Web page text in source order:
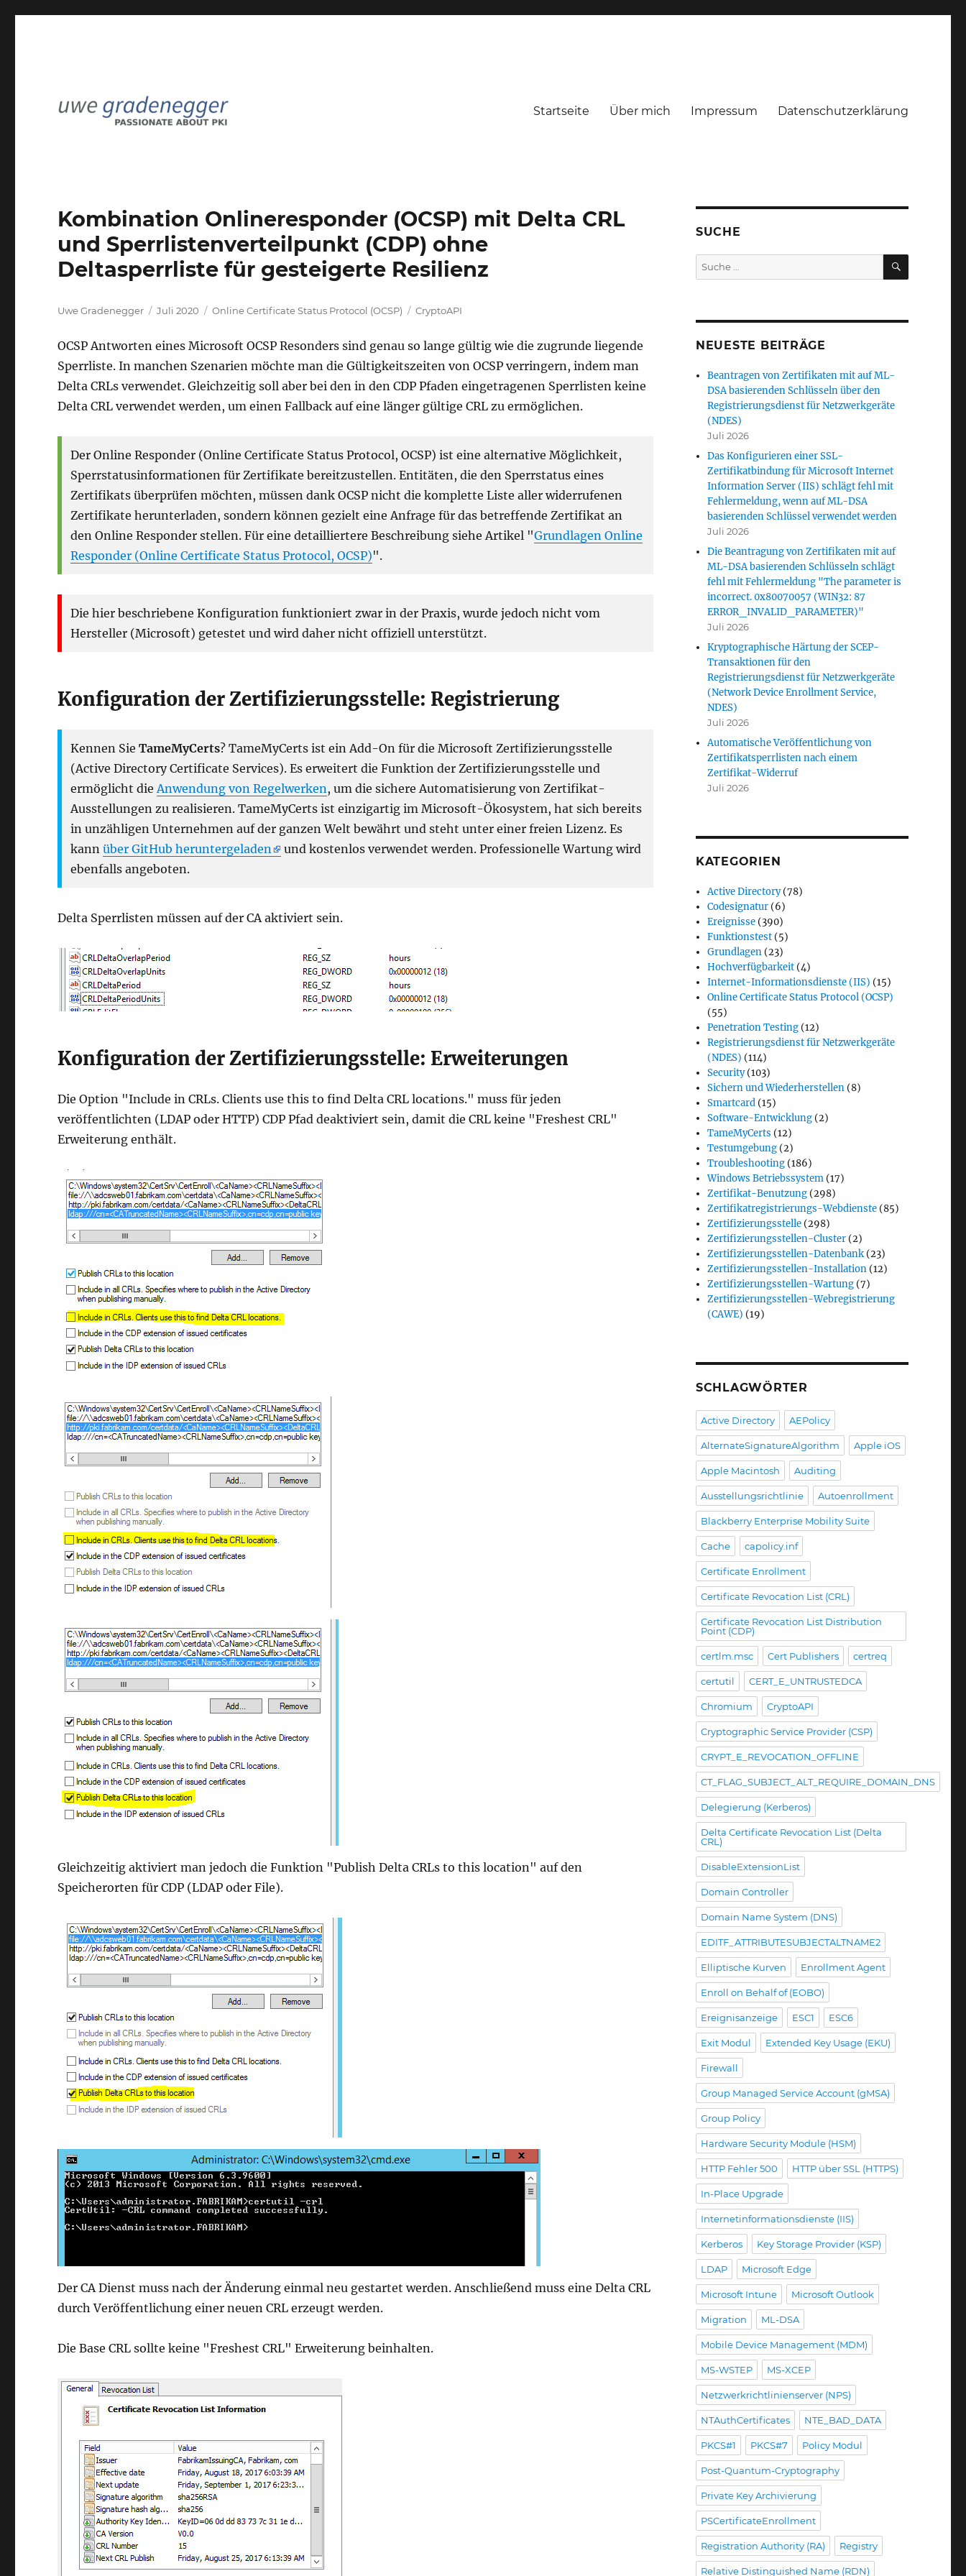
Startseite Über mich Impressum Datenschutzerklärung
Kombination Onlineresponder (OCSP) mit Delta CRL
und Sperrlistenverteilpunkt (CDP) ohne
Deltasperrliste für gesteigerte Resilienz
Autor
Uwe Gradenegger
Veröffentlicht
Juli 2020 Kategorien
Online Certificate Status Protocol (OCSP) Schlagwörter
CryptoAPI
OCSP Antworten eines Microsoft OCSP Resonders sind genau so lange gültig wie die zugrunde liegende
Sperrliste. In manchen Szenarien möchte man die Gültigkeitszeiten von OCSP verringern, indem man
Delta CRLs verwendet. Gleichzeitig soll aber bei den in den CDP Pfaden eingetragenen Sperrlisten keine
Delta CRL verwendet werden, um einen Fallback auf eine länger gültige CRL zu ermöglichen.
Der Online Responder (Online Certificate Status Protocol, OCSP) ist eine alternative Möglichkeit,
Sperrstatusinformationen für Zertifikate bereitzustellen. Entitäten, die den Sperrstatus eines
Zertifikats überprüfen möchten, müssen dank OCSP nicht die komplette Liste aller widerrufenen
Zertifikate herunterladen, sondern können gezielt eine Anfrage für das betreffende Zertifikat an
den Online Responder stellen. Für eine detailliertere Beschreibung siehe Artikel "Grundlagen Online
Responder (Online Certificate Status Protocol, OCSP)".
Die hier beschriebene Konfiguration funktioniert zwar in der Praxis, wurde jedoch nicht vom
Hersteller (Microsoft) getestet und wird daher nicht offiziell unterstützt.
Konfiguration der Zertifizierungsstelle: Registrierung
Kennen SieTameMyCerts? TameMyCerts ist ein Add-On für die Microsoft Zertifizierungsstelle
(Active Directory Certificate Services). Es erweitert die Funktion der Zertifizierungsstelle und
ermöglicht dieAnwendung von Regelwerken, um die sichere Automatisierung von Zertifikat-
Ausstellungen zu realisieren. TameMyCerts ist einzigartig im Microsoft-Ökosystem, hat sich bereits
in unzähligen Unternehmen auf der ganzen Welt bewährt und steht unter einer freien Lizenz. Es
kannüber GitHub heruntergeladen
und kostenlos verwendet werden. Professionelle Wartung wird
ebenfalls angeboten.
Delta Sperrlisten müssen auf der CA aktiviert sein.
Konfiguration der Zertifizierungsstelle: Erweiterungen
Die Option "Include in CRLs. Clients use this to find Delta CRL locations." muss für jeden
veröffentlichten (LDAP oder HTTP) CDP Pfad deaktiviert sein, damit die CRL keine "Freshest CRL"
Erweiterung enthält.
Gleichzeitig aktiviert man jedoch die Funktion "Publish Delta CRLs to this location" auf den
Speicherorten für CDP (LDAP oder File).
Der CA Dienst muss nach der Änderung einmal neu gestartet werden. Anschließend muss eine Delta CRL
durch Veröffentlichung einer neuen CRL erzeugt werden.
Die Base CRL sollte keine "Freshest CRL" Erweiterung beinhalten.
SUCHE
Suche
nach:
SUCHEN
NEUESTE BEITRÄGE
Beantragen von Zertifikaten mit auf ML-
DSA basierenden Schlüsseln über den
Registrierungsdienst für Netzwerkgeräte
(NDES)
Juli 2026
Das Konfigurieren einer SSL-
Zertifikatbindung für Microsoft Internet
Information Server (IIS) schlägt fehl mit
Fehlermeldung, wenn auf ML-DSA
basierenden Schlüssel verwendet werden
Juli 2026
Die Beantragung von Zertifikaten mit auf
ML-DSA basierenden Schlüsseln schlägt
fehl mit Fehlermeldung "The parameter is
incorrect. 0x80070057 (WIN32: 87
ERROR_INVALID_PARAMETER)"
Juli 2026
Kryptographische Härtung der SCEP-
Transaktionen für den
Registrierungsdienst für Netzwerkgeräte
(Network Device Enrollment Service,
NDES)
Juli 2026
Automatische Veröffentlichung von
Zertifikatsperrlisten nach einem
Zertifikat-Widerruf
Juli 2026
KATEGORIEN
Active Directory(78)
Codesignatur (6)
Ereignisse (390)
Funktionstest (5)
Grundlagen (23)
Hochverfügbarkeit (4)
Internet-Informationsdienste (IIS) (15)
Online Certificate Status Protocol (OCSP)
(55)
Penetration Testing (12)
Registrierungsdienst für Netzwerkgeräte
(NDES) (114)
Security(103)
Sichern und Wiederherstellen (8)
Smartcard (15)
Software-Entwicklung (2)
TameMyCerts (12)
Testumgebung (2)
Troubleshooting (186)
Windows Betriebssystem (17)
Zertifikat-Benutzung (298)
Zertifikatregistrierungs-Webdienste (85)
Zertifizierungsstelle (298)
Zertifizierungsstellen-Cluster (2)
Zertifizierungsstellen-Datenbank (23)
Zertifizierungsstellen-Installation (12)
Zertifizierungsstellen-Wartung (7)
Zertifizierungsstellen-Webregistrierung
(CAWE) (19)
SCHLAGWÖRTER
Active Directory AEPolicy
AlternateSignatureAlgorithm Apple iOS
Apple Macintosh Auditing
Ausstellungsrichtlinie Autoenrollment
Blackberry Enterprise Mobility Suite
Cache capolicy.inf
Certificate Enrollment
Certificate Revocation List (CRL)
Certificate Revocation List Distribution
Point (CDP)
certlm.msc Cert Publishers certreq
certutil CERT_E_UNTRUSTEDCA
Chromium CryptoAPI
Cryptographic Service Provider (CSP)
CRYPT_E_REVOCATION_OFFLINE
CT_FLAG_SUBJECT_ALT_REQUIRE_DOMAIN_DNS
Delegierung (Kerberos)
Delta Certificate Revocation List (Delta
CRL)
DisableExtensionList
Domain Controller
Domain Name System (DNS)
EDITF_ATTRIBUTESUBJECTALTNAME2
Elliptische Kurven Enrollment Agent
Enroll on Behalf of (EOBO)
Ereignisanzeige ESC1 ESC6
Exit Modul Extended Key Usage (EKU)
Firewall
Group Managed Service Account (gMSA)
Group Policy
Hardware Security Module (HSM)
HTTP Fehler 500 HTTP über SSL (HTTPS)
In-Place Upgrade
Internetinformationsdienste (IIS)
Kerberos Key Storage Provider (KSP)
LDAP Microsoft Edge
Microsoft Intune Microsoft Outlook
Migration ML-DSA
Mobile Device Management (MDM)
MS-WSTEP MS-XCEP
Netzwerkrichtlinienserver (NPS)
NTAuthCertificates NTE_BAD_DATA
PKCS#1 PKCS#7 Policy Modul
Post-Quantum-Cryptography
Private Key Archivierung
PSCertificateEnrollment
Registration Authority (RA) Registry
Relative Distinguished Name (RDN)